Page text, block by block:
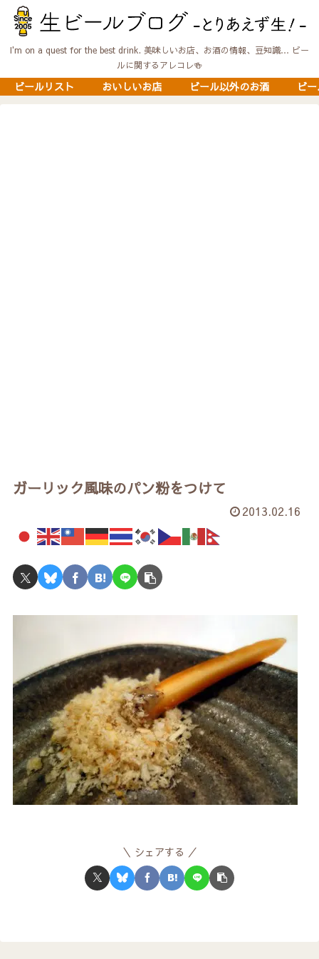
I'm on a quest for the best drink. 美味しいお店、お酒の情報、豆知識… ビー
ルに関するアレコレ🍻
ビールリスト おいしいお店 ビール以外のお酒 ビ
ガーリック風味のパン粉をつけて
2013.02.16
シェアする